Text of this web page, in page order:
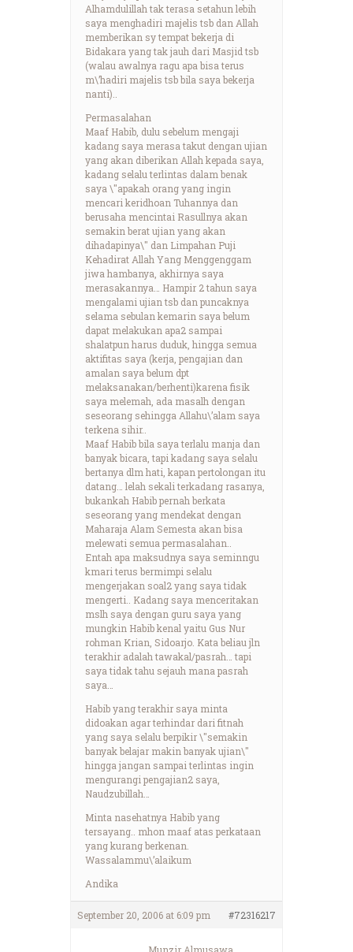
Alhamdulillah tak terasa setahun lebih
saya menghadiri majelis tsb dan Allah
memberikan sy tempat bekerja di
Bidakara yang tak jauh dari Masjid tsb
(walau awalnya ragu apa bisa terus
m\’hadiri majelis tsb bila saya bekerja
nanti)..
Permasalahan
Maaf Habib, dulu sebelum mengaji
kadang saya merasa takut dengan ujian
yang akan diberikan Allah kepada saya,
kadang selalu terlintas dalam benak
saya \"apakah orang yang ingin
mencari keridhoan Tuhannya dan
berusaha mencintai Rasullnya akan
semakin berat ujian yang akan
dihadapinya\" dan Limpahan Puji
Kehadirat Allah Yang Menggenggam
jiwa hambanya, akhirnya saya
merasakannya… Hampir 2 tahun saya
mengalami ujian tsb dan puncaknya
selama sebulan kemarin saya belum
dapat melakukan apa2 sampai
shalatpun harus duduk, hingga semua
aktifitas saya (kerja, pengajian dan
amalan saya belum dpt
melaksanakan/berhenti)karena fisik
saya melemah, ada masalh dengan
seseorang sehingga Allahu\’alam saya
terkena sihir..
Maaf Habib bila saya terlalu manja dan
banyak bicara, tapi kadang saya selalu
bertanya dlm hati, kapan pertolongan itu
datang… lelah sekali terkadang rasanya,
bukankah Habib pernah berkata
seseorang yang mendekat dengan
Maharaja Alam Semesta akan bisa
melewati semua permasalahan..
Entah apa maksudnya saya seminngu
kmari terus bermimpi selalu
mengerjakan soal2 yang saya tidak
mengerti.. Kadang saya menceritakan
mslh saya dengan guru saya yang
mungkin Habib kenal yaitu Gus Nur
rohman Krian, Sidoarjo. Kata beliau jln
terakhir adalah tawakal/pasrah… tapi
saya tidak tahu sejauh mana pasrah
saya…
Habib yang terakhir saya minta
didoakan agar terhindar dari fitnah
yang saya selalu berpikir \"semakin
banyak belajar makin banyak ujian\"
hingga jangan sampai terlintas ingin
mengurangi pengajian2 saya,
Naudzubillah…
Minta nasehatnya Habib yang
tersayang.. mhon maaf atas perkataan
yang kurang berkenan.
Wassalammu\’alaikum
Andika
September 20, 2006 at 6:09 pm #72316217
Munzir Almusawa